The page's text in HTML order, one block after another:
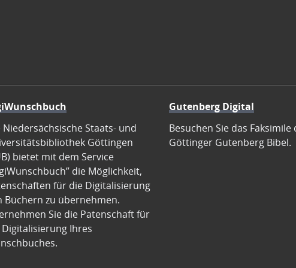
Niedersächsische Staats- und
Göttingen
bietet mit dem Service
die Möglichkeit,
für die Digitalisierung
Büchern zu übernehmen.
Sie die Patenschaft für
Digitalisierung Ihres
Gutenberg Digital
Besuchen Sie das Faksimile
Göttinger Gutenberg Bibel.